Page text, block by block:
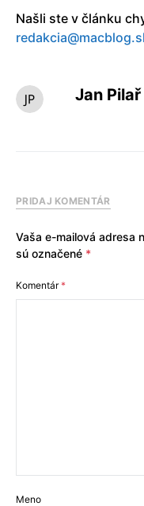
Našli ste v článku
Jan Pilař
PRIDAJ KOMENTÁR
Vaša e-mailová adresa
sú označené *
Komentár*
Meno